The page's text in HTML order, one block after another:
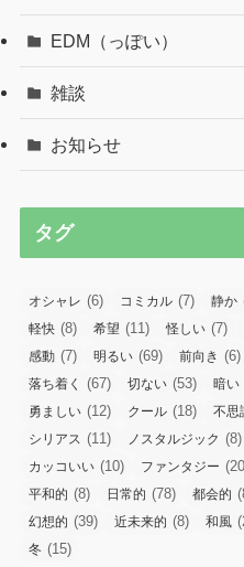
EDM（っぽい）
雑談
お知らせ
タグ
オシャレ (6) コミカル (7) 静か
軽快 (8) 希望 (11) 怪しい (7)
感動 (7) 明るい (69) 前向き (6)
落ち着く (67) 切ない (53) 暗い
勇ましい (12) クール (18) 不思
シリアス (11) ノスタルジック (8)
カッコいい (10) ファンタジー
平和的 (8) 日常的 (78) 都会的
幻想的 (39) 近未来的 (8) 和風
冬 (15)